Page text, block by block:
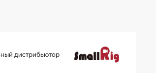
дистрибьютор